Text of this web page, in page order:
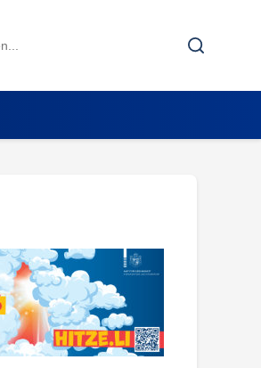
Search